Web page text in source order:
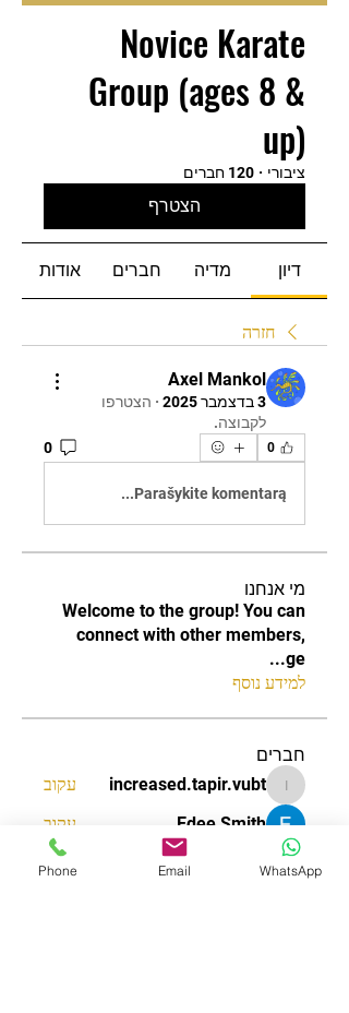
Novice Karate
Group (ages 8 &
up)
ציבורי · 120 חברים
הצטרף
דיון מדיה חברים אודות
חזרה
Axel Mankol
3 בדצמבר 2025 · הצטרפו
לקבוצה.
0
0
Parašykite komentarą...
מי אנחנו
Welcome to the group! You can
connect with other members,
ge
...
למידע נוסף
חברים
increased.tapir.vubt
increased.tapir.vubt
עקוב
Edee Smith
עקוב
James Smith
עקוב
Phone Email WhatsApp